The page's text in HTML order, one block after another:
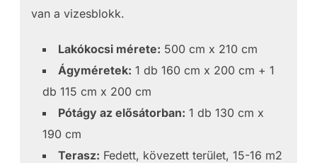
van a vizesblokk.
Lakókocsi mérete: 500 cm x 210 cm
Ágyméretek: 1 db 160 cm x 200 cm + 1
db 115 cm x 200 cm
Pótágy az elősátorban: 1 db 130 cm x
190 cm
Terasz: Fedett, kövezett terület, 15-16 m2